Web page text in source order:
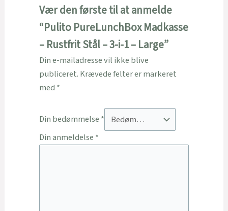
Vær den første til at anmelde
“Pulito PureLunchBox Madkasse
– Rustfrit Stål – 3-i-1 – Large”
Din e-mailadresse vil ikke blive
publiceret. Krævede felter er markeret
med *
Din bedømmelse *
Din anmeldelse *